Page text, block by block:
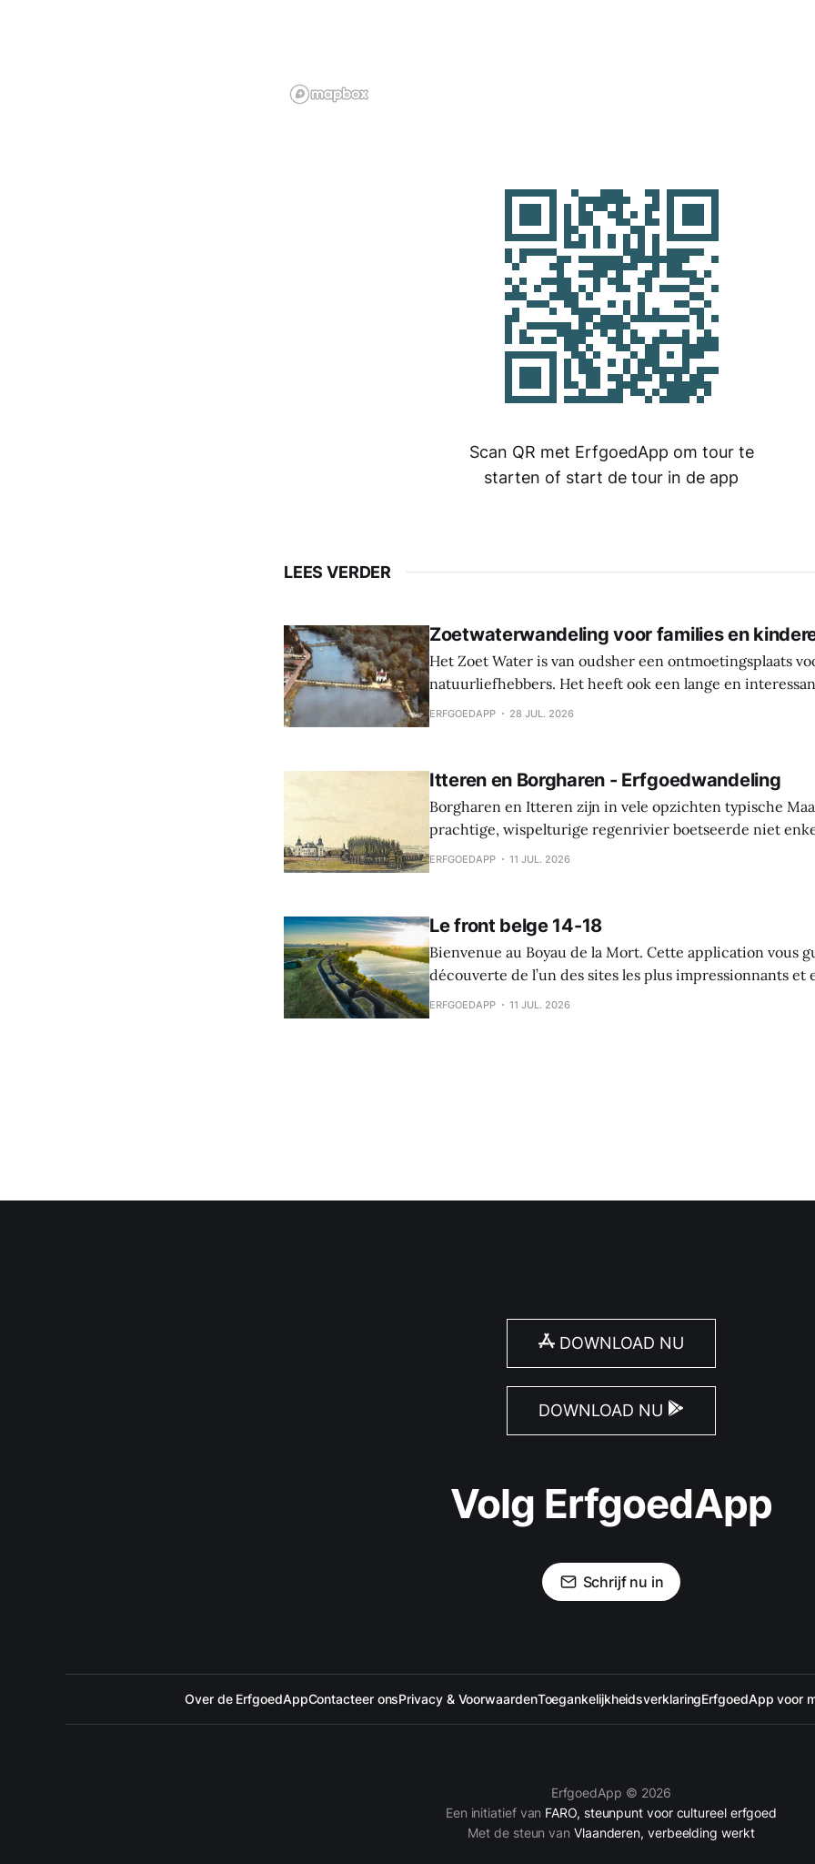
Scan QR met ErfgoedApp om tour te
starten of start de tour in de app
LEES VERDER
Zoetwaterwandeling voor families en
Het Zoet Water is van oudsher een ontmoetingsplaats
natuurliefhebbers. Het heeft ook een lange en
Hier werden sporen gevonden van bewoning en
ERFGOEDAPP 28 JUL. 2026
Itteren en Borgharen - Erfgoedwandeling
Borgharen en Itteren zijn in vele opzichten typische
prachtige, wispelturige regenrivier boetseerde niet
landschap, maar gaf ook mee vorm aan de levens van de
ERFGOEDAPP 11 JUL. 2026
Le front belge 14-18
Bienvenue au Boyau de la Mort. Cette application vous
découverte de l’un des sites les plus impressionnants et
la Première Guerre mondiale dans le Westhoek. Le
ERFGOEDAPP 11 JUL. 2026
DOWNLOAD NU
DOWNLOAD NU
Volg ErfgoedApp
Schrijf nu in
Over de ErfgoedAppContacteer onsPrivacy & VoorwaardenToegankelijkheidsverklaringErfgoedApp voor
ErfgoedApp © 2026
Een initiatief van FARO, steunpunt voor cultureel erfgoed
Met de steun van Vlaanderen, verbeelding werkt